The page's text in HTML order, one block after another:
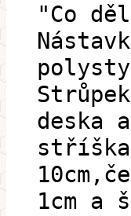
"Co
deska
1cm a